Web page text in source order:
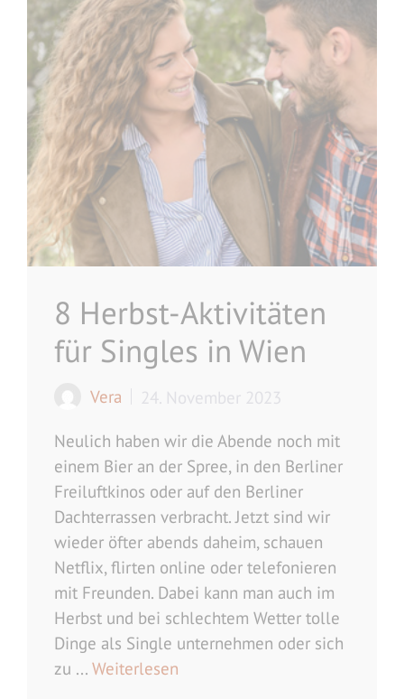
8 Herbst-Aktivitäten
für Singles in Wien
Vera
24. November 2023
Neulich haben wir die Abende noch mit
einem Bier an der Spree, in den Berliner
Freiluftkinos oder auf den Berliner
Dachterrassen verbracht. Jetzt sind wir
wieder öfter abends daheim, schauen
Netflix, flirten online oder telefonieren
mit Freunden. Dabei kann man auch im
Herbst und bei schlechtem Wetter tolle
Dinge als Single unternehmen oder sich
zu ... Weiterlesen